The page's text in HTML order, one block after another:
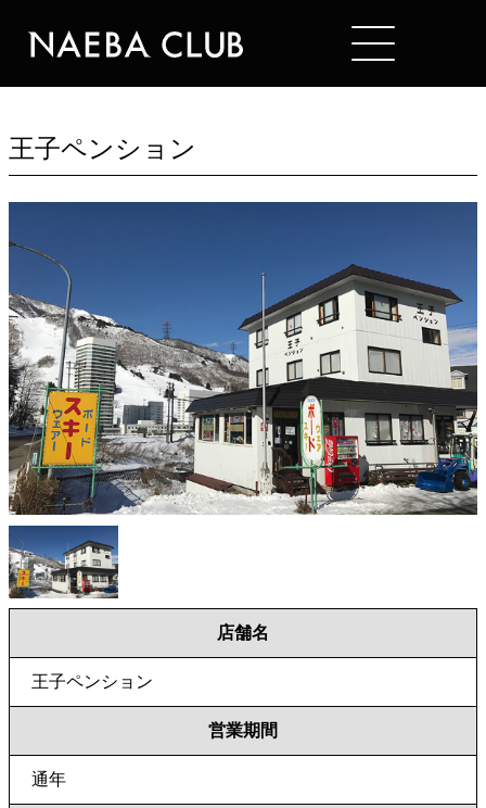
王子ペンション
店舗名
王子ペンション
営業期間
通年